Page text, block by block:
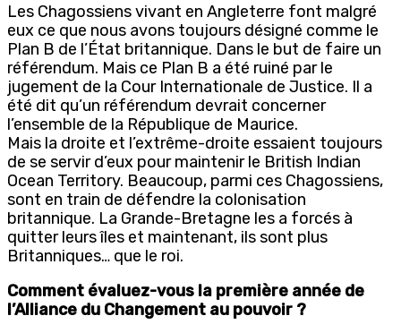
Les Chagossiens vivant en Angleterre font malgré
eux ce que nous avons toujours désigné comme le
Plan B de l’État britannique. Dans le but de faire un
référendum. Mais ce Plan B a été ruiné par le
jugement de la Cour Internationale de Justice. Il a
été dit qu’un référendum devrait concerner
l’ensemble de la République de Maurice.
Mais la droite et l’extrême-droite essaient toujours
de se servir d’eux pour maintenir le British Indian
Ocean Territory. Beaucoup, parmi ces Chagossiens,
sont en train de défendre la colonisation
britannique. La Grande-Bretagne les a forcés à
quitter leurs îles et maintenant, ils sont plus
Britanniques… que le roi.
Comment évaluez-vous la première année de
l’Alliance du Changement au pouvoir ?